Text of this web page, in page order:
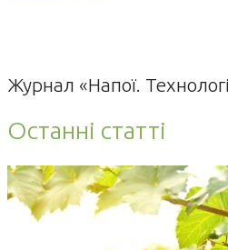
Журнал «Напої.
Останні статті